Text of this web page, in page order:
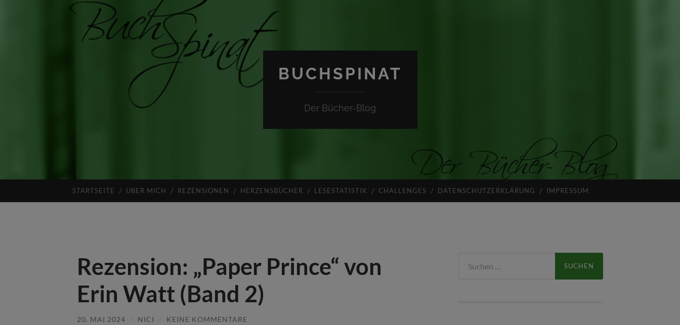
BUCHSPINAT
Der Bücher-Blog
STARTSEITE ÜBER MICH REZENSIONEN HERZENSBÜCHER LESESTATISTIK CHALLENGES DATENSCHUTZERKLÄRUNG IMPRESSUM
Rezension: „Paper Prince“ von
Erin Watt (Band 2)
20. MAI 2024 NICI KEINE KOMMENTARE
nach: